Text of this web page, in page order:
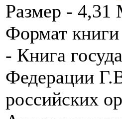
Размер - 4,31
Формат
- Книга
Федерации
российских